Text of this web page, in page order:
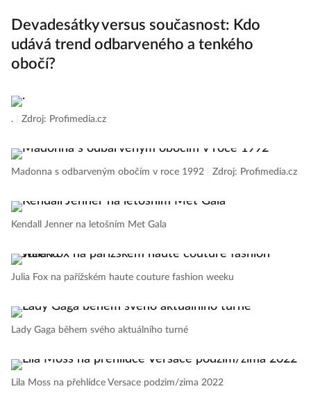
Devadesátky versus současnost: Kdo
udává trend odbarveného a tenkého
obočí?
. Zdroj: Profimedia.cz
Madonna s odbarveným obočím v roce 1992 Zdroj: Profimedia.cz
Kendall Jenner na letošním Met Gala
Julia Fox na pařížském haute couture fashion weeku
Lady Gaga během svého aktuálního turné
Lila Moss na přehlídce Versace podzim/zima 2022